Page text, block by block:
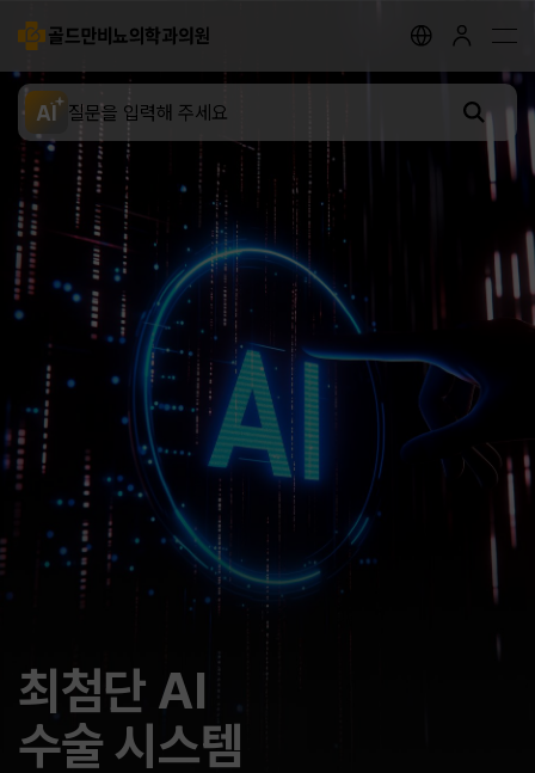
AI
지점안내 골드만 채널
골드만 스토리
전립선 클리닉
요로결석 클리닉
성병 클리닉
배뇨장애 클리닉
남성 클리닉
여성 클리닉
GOLDMAN
UROLOGY
빠른 길이 아닌
바른 길을 갑니다.
최첨단 AI
수술 시스템
GOLDMAN
UROLOGY
빠른 길이 아닌
바른 길을 갑니다.